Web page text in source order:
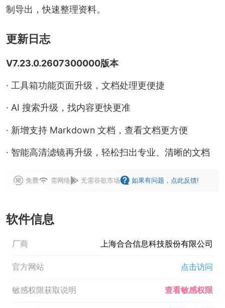
制导出，快速整理资料。
更新日志
V7.23.0.2607300000版本
· 工具箱功能页面升级，文档处理更便捷
· AI 搜索升级，找内容更快更准
· 新增支持 Markdown 文档，查看文档更方便
· 智能高清滤镜再升级，轻松扫出专业、清晰的文档
免费 需网络 无需谷歌市场 如果有问题，点此反馈!
软件信息
厂商 上海合合信息科技股份有限公司
官方网站 点击访问
敏感权限获取说明 查看敏感权限